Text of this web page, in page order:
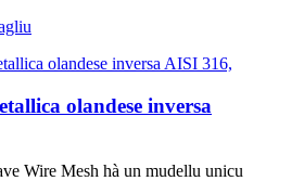
olandese inversa
Wire Mesh hà un mudellu unicu